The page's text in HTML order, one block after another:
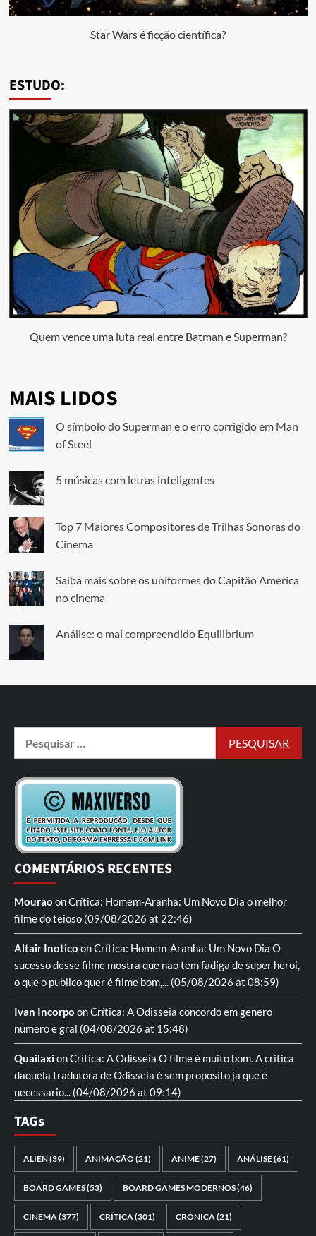
Star Wars é ficção científica?
ESTUDO:
Quem vence uma luta real entre Batman e Superman?
MAIS LIDOS
O símbolo do Superman e o erro corrigido em Man
of Steel
5 músicas com letras inteligentes
Top 7 Maiores Compositores de Trilhas Sonoras do
Cinema
Saiba mais sobre os uniformes do Capitão América
no cinema
Análise: o mal compreendido Equilibrium
COMENTÁRIOS RECENTES
Mourao onCrítica: Homem-Aranha: Um Novo Dia o melhor
filme do teioso (09/08/2026 at 22:46)
Altair Inotico onCrítica: Homem-Aranha: Um Novo Dia O
sucesso desse filme mostra que nao tem fadiga de super heroi,
o que o publico quer é filme bom,... (05/08/2026 at 08:59)
Ivan Incorpo onCrítica: A Odisseia concordo em genero
numero e gral (04/08/2026 at 15:48)
QuailaxionCrítica: A Odisseia O filme é muito bom. A critica
daquela tradutora de Odisseia é sem proposito ja que é
necessario... (04/08/2026 at 09:14)
TAGs
ALIEN(39) ANIMAÇÃO(21) ANIME(27) ANÁLISE(61)
BOARD GAMES(53) BOARD GAMES MODERNOS(46)
CINEMA(377) CRÍTICA(301) CRÔNICA(21)